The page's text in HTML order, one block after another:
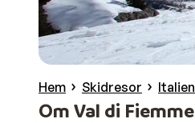
Hem Skidresor Italien
Om Val di Fiemme